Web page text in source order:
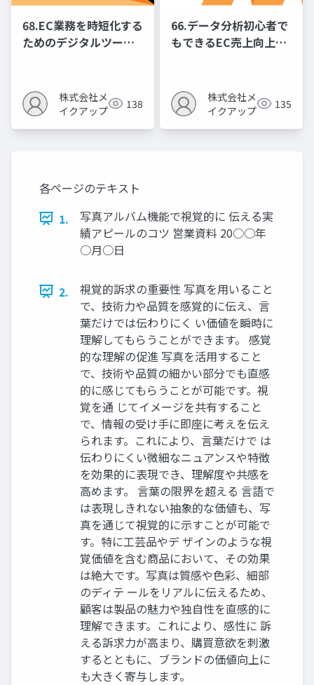
68.EC業務を時短化する
ためのデジタルツール
株式会社メ
イクアップ
138
66.データ分析初心者で
もできるEC売上向上の
株式会社メ
イクアップ
135
各ページのテキスト
1.
写真アルバム機能で視覚的に 伝える実
績アピールのコツ 営業資料 20○○年
○月○日
2.
視覚的訴求の重要性 写真を用いること
で、技術力や品質を感覚的に伝え、言
葉だけでは伝わりにく い価値を瞬時に
理解してもらうことができます。 感覚
的な理解の促進 写真を活用すること
で、技術や品質の細かい部分でも直感
的に感じてもらうことが可能です。視
覚を通 じてイメージを共有すること
で、情報の受け手に即座に考えを伝え
られます。これにより、言葉だけで は
伝わりにくい微細なニュアンスや特徴
を効果的に表現でき、理解度や共感を
高めます。 言葉の限界を超える 言語で
は表現しきれない抽象的な価値も、写
真を通じて視覚的に示すことが可能で
す。特に工芸品やデ ザインのような視
覚価値を含む商品において、その効果
は絶大です。写真は質感や色彩、細部
のディテ ールをリアルに伝えるため、
顧客は製品の魅力や独自性を直感的に
理解できます。これにより、感性に 訴
える訴求力が高まり、購買意欲を刺激
するとともに、ブランドの価値向上に
も大きく寄与します。